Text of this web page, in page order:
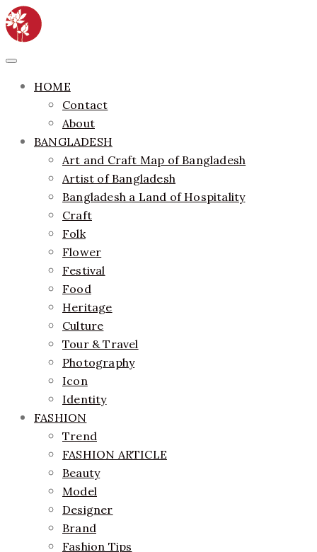
Skip
to
Bangladesh Fashion Archive
ethics + aesthetics = sustainable fashion
Primary
Menu HOME
Contact
About
BANGLADESH
Art and Craft Map of Bangladesh
Artist of Bangladesh
Bangladesh a Land of Hospitality
Craft
Folk
Flower
Festival
Food
Heritage
Culture
Tour & Travel
Photography
Icon
Identity
FASHION
Trend
FASHION ARTICLE
Beauty
Model
Designer
Brand
Fashion Tips